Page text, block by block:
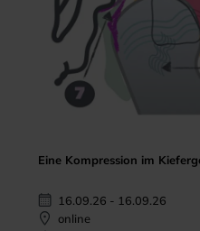
Eine Kompression im
16.09.26 - 16.09.26
online